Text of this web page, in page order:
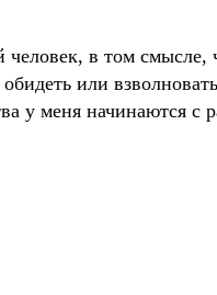
в том смысле,
обидеть или
у меня начинаются с